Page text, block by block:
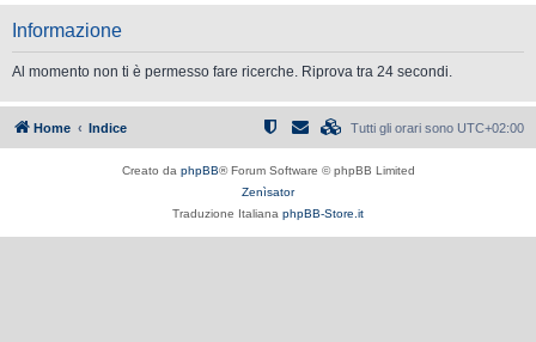
Informazione
Al momento non ti è permesso fare ricerche. Riprova tra 24 secondi.
Home Indice Tutti gli orari sono UTC+02:00
Creato da phpBB® Forum Software © phpBB Limited
Zenìsator
Traduzione Italiana phpBB-Store.it